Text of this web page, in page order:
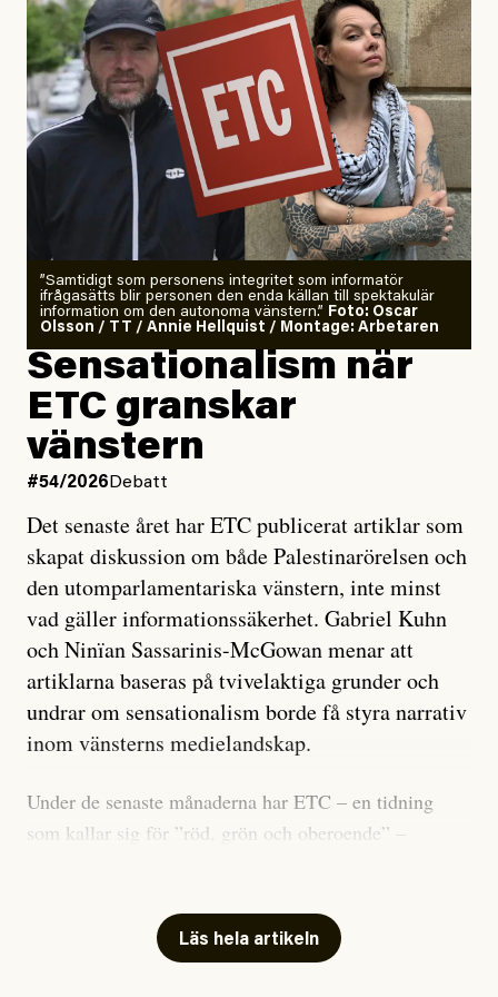
”Samtidigt som personens integritet som informatör
ifrågasätts blir personen den enda källan till spektakulär
information om den autonoma vänstern.” Foto: Oscar
Olsson / TT / Annie Hellquist / Montage: Arbetaren
Sensationalism när
ETC granskar
vänstern
#54/2026 Debatt
Det senaste året har ETC publicerat artiklar som
skapat diskussion om både Palestinarörelsen och
den utomparlamentariska vänstern, inte minst
vad gäller informationssäkerhet. Gabriel Kuhn
och Ninïan Sassarinis-McGowan menar att
artiklarna baseras på tvivelaktiga grunder och
undrar om sensationalism borde få styra narrativ
inom vänsterns medielandskap.
Under de senaste månaderna har ETC – en tidning
som kallar sig för ”röd, grön och oberoende” –
skriver för? Vad betyder det att vara en ”röd, grön och
oberoende” tidning? Och vad är egentligen bra
Läs hela artikeln